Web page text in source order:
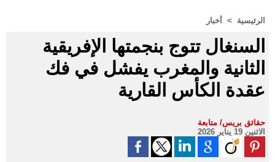
الرئيسية > أخبار
السنغال تتوج بنجمتها الإفريقية
الثانية والمغرب يفشل في فك
عقدة الكأس القارية
حقائق بريس/ متابعة
الاثنين 19 يناير 2026